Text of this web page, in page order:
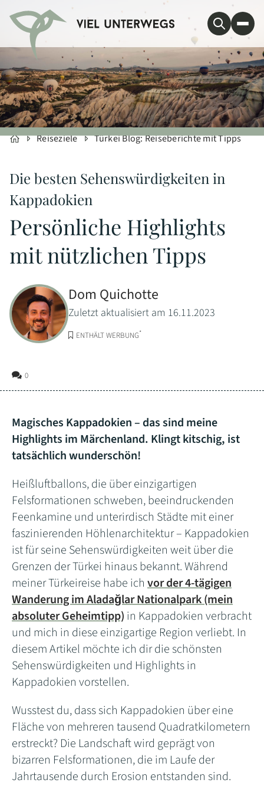
Reiseziele Türkei Blog: Reiseberichte mit Tipps
Die besten Sehenswürdigkeiten in
Kappadokien
Persönliche Highlights
mit nützlichen Tipps
Dom Quichotte
Zuletzt aktualisiert am 16.11.2023
ENTHÄLT WERBUNG*
0
Magisches Kappadokien – das sind meine
Highlights im Märchenland. Klingt kitschig, ist
tatsächlich wunderschön!
Heißluftballons, die über einzigartigen
Felsformationen schweben, beeindruckenden
Feenkamine und unterirdisch Städte mit einer
faszinierenden Höhlenarchitektur – Kappadokien
ist für seine Sehenswürdigkeiten weit über die
Grenzen der Türkei hinaus bekannt. Während
meiner Türkeireise habe ich vor der 4-tägigen
Wanderung im Aladağlar Nationalpark (mein
absoluter Geheimtipp) in Kappadokien verbracht
und mich in diese einzigartige Region verliebt. In
diesem Artikel möchte ich dir die schönsten
Sehenswürdigkeiten und Highlights in
Kappadokien vorstellen.
Wusstest du, dass sich Kappadokien über eine
Fläche von mehreren tausend Quadratkilometern
erstreckt? Die Landschaft wird geprägt von
bizarren Felsformationen, die im Laufe der
Jahrtausende durch Erosion entstanden sind.